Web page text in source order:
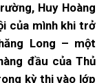
Huy Hoàng
của mình khi trở
Long – một
đầu của Thủ
kỳ thi vào lớp